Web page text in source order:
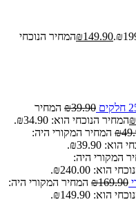
₪149.90
המחיר הנוכחי
₪39.90
המחיר
₪המחיר הנוכחי הוא: ₪34.90.
₪ המחיר המקורי היה:
₪39.90.
המקורי היה:
הוא: ₪240.00.
₪169.90
המחיר המקורי היה:
הוא: ₪149.90.